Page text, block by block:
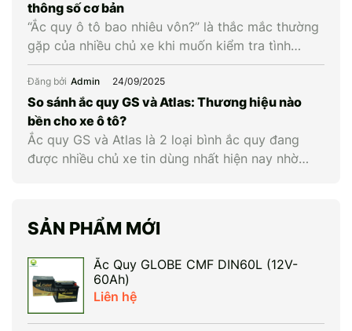
chết? Hãy […]
thông số cơ bản
“Ắc quy ô tô bao nhiêu vôn?” là thắc mắc thường
gặp của nhiều chủ xe khi muốn kiểm tra tình
trạng bình hay cân nhắc thay mới. Hiểu đúng về
điện áp cùng các thông số liên quan giúp chủ xe
chủ động kiểm tra, bảo dưỡng và thay ắc quy ô
tô kịp […]
Đăng bởi Admin 24/09/2025
So sánh ắc quy GS và Atlas: Thương hiệu nào
bền cho xe ô tô?
Ắc quy GS và Atlas là 2 loại bình ắc quy đang
được nhiều chủ xe tin dùng nhất hiện nay nhờ
ấn tượng với công nghệ hiện đại và hiệu năng
khởi […]
SẢN PHẨM MỚI
Ắc Quy GLOBE CMF DIN60L (12V-
60Ah)
Liên hệ